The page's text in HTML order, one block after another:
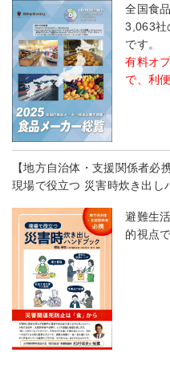
全国食
3,063社
です。
有料オ
で、利
【地方自治体・支援関係者必携
現場で役立つ 災害時炊き出し
避難生
的視点